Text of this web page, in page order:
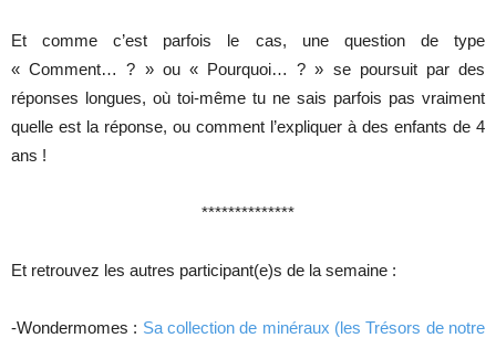
Et comme c’est parfois le cas, une question de type
« Comment… ? » ou « Pourquoi… ? » se poursuit par des
réponses longues, où toi-même tu ne sais parfois pas vraiment
quelle est la réponse, ou comment l’expliquer à des enfants de 4
ans !
**************
Et retrouvez les autres participant(e)s de la semaine :
-Wondermomes : Sa collection de minéraux (les Trésors de notre